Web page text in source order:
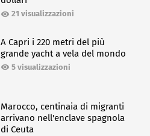
21 visualizzazioni
A Capri i 220 metri del più
grande yacht a vela del mondo
5 visualizzazioni
Marocco, centinaia di migranti
arrivano nell'enclave spagnola
di Ceuta